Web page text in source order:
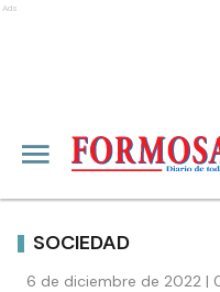
Ads
SOCIEDAD
6 de diciembre de 2022 |